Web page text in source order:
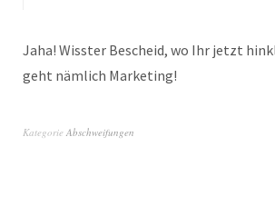
Jaha! Wisster Bescheid, wo Ihr jetzt
geht nämlich Marketing!
Kategorie Abschweifungen